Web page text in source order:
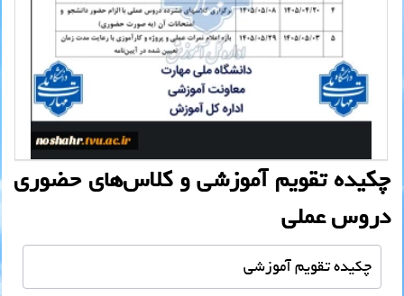
چکیده تقویم آموزشی و کلاس‌های حضوری
دروس عملی
چکیده تقویم آموزشی